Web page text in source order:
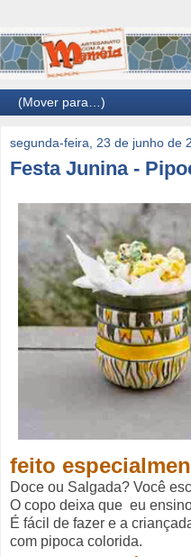
segunda-feira, 23 de junho de
Festa Junina -
feito
Doce ou Salgada? Você
O copo deixa que eu
É fácil de fazer e a
com pipoca colorida.